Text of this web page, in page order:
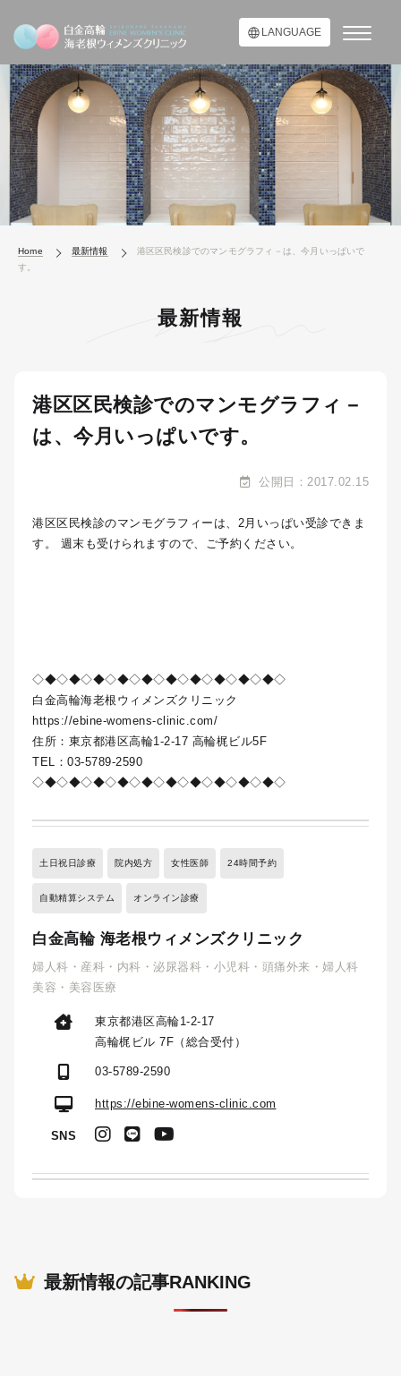
LANGUAGE
Home 最新情報
港区区民検診でのマンモグラフィ－は、今月いっぱいで
す。
最新情報
港区区民検診でのマンモグラフィ－
は、今月いっぱいです。
公開日：2017.02.15
港区区民検診のマンモグラフィーは、2月いっぱい受診できま
す。 週末も受けられますので、ご予約ください。
◇◆◇◆◇◆◇◆◇◆◇◆◇◆◇◆◇◆◇◆◇
白金高輪海老根ウィメンズクリニック
https://ebine-womens-clinic.com/
住所：東京都港区高輪1-2-17 高輪梶ビル5F
TEL：03-5789-2590
◇◆◇◆◇◆◇◆◇◆◇◆◇◆◇◆◇◆◇◆◇
土日祝日診療 院内処方 女性医師 24時間予約
自動精算システム オンライン診療
白金高輪 海老根ウィメンズクリニック
婦人科・産科・内科・泌尿器科・小児科・頭痛外来・婦人科
美容・美容医療
東京都港区高輪1-2-17
高輪梶ビル 7F（総合受付）
03-5789-2590
https://ebine-womens-clinic.com
SNS
最新情報の記事RANKING